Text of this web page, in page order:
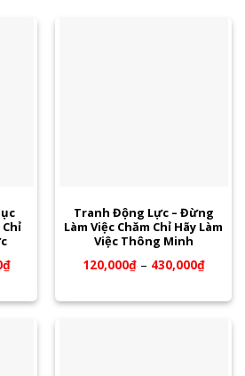
₫
Tranh Động Lực – Đừng
Làm Việc Chăm Chỉ Hãy Làm
Việc Thông Minh
120,000₫– 430,000₫